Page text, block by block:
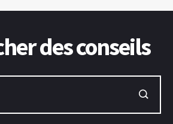
des conseils